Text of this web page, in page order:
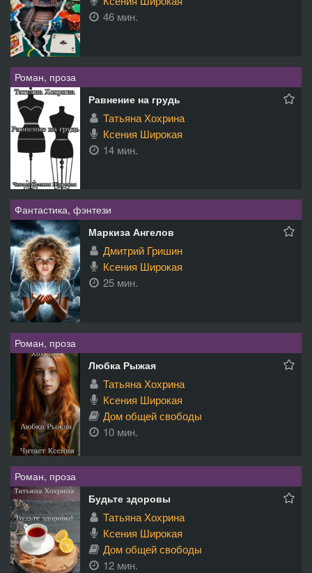
46 мин.
Роман, проза
Равнение на грудь
Татьяна Хохрина
Ксения Широкая
14 мин.
Фантастика, фэнтези
Маркиза Ангелов
Дмитрий Гришин
Ксения Широкая
25 мин.
Роман, проза
Любка Рыжая
Татьяна Хохрина
Ксения Широкая
Дом общей свободы
10 мин.
Роман, проза
Будьте здоровы
Татьяна Хохрина
Ксения Широкая
Дом общей свободы
12 мин.